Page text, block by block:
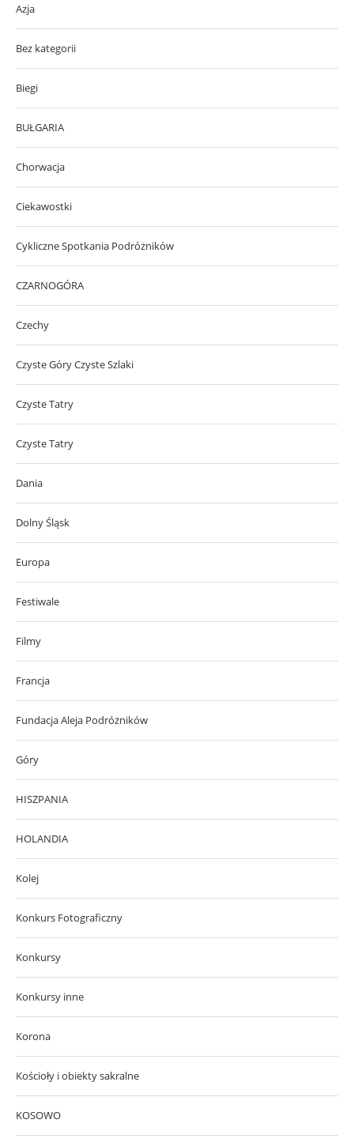
Azja
Bez kategorii
Biegi
BUŁGARIA
Chorwacja
Ciekawostki
Cykliczne Spotkania Podróżników
CZARNOGÓRA
Czechy
Czyste Góry Czyste Szlaki
Czyste Tatry
Czyste Tatry
Dania
Dolny Śląsk
Europa
Festiwale
Filmy
Francja
Fundacja Aleja Podróżników
Góry
HISZPANIA
HOLANDIA
Kolej
Konkurs Fotograficzny
Konkursy
Konkursy inne
Korona
Kościoły i obiekty sakralne
KOSOWO